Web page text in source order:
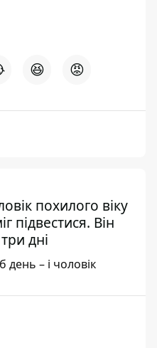
😆 😡
похилого віку
підвестися. Він
дні
– і чоловік